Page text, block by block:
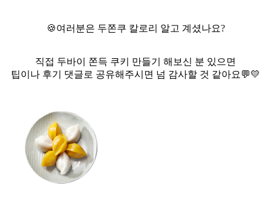
🍪여러분은 두쫀쿠 칼로리 알고 계셨나요?
직접 두바이 쫀득 쿠키 만들기 해보신 분 있으면
팁이나 후기 댓글로 공유해주시면 넘 감사할 것 같아요💬💛